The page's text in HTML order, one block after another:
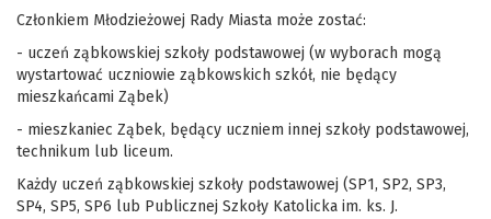
Członkiem Młodzieżowej Rady Miasta może zostać:
- uczeń ząbkowskiej szkoły podstawowej (w wyborach mogą
wystartować uczniowie ząbkowskich szkół, nie będący
mieszkańcami Ząbek)
- mieszkaniec Ząbek, będący uczniem innej szkoły podstawowej,
technikum lub liceum.
Każdy uczeń ząbkowskiej szkoły podstawowej (SP1, SP2, SP3,
SP4, SP5, SP6 lub Publicznej Szkoły Katolicka im. ks. J.